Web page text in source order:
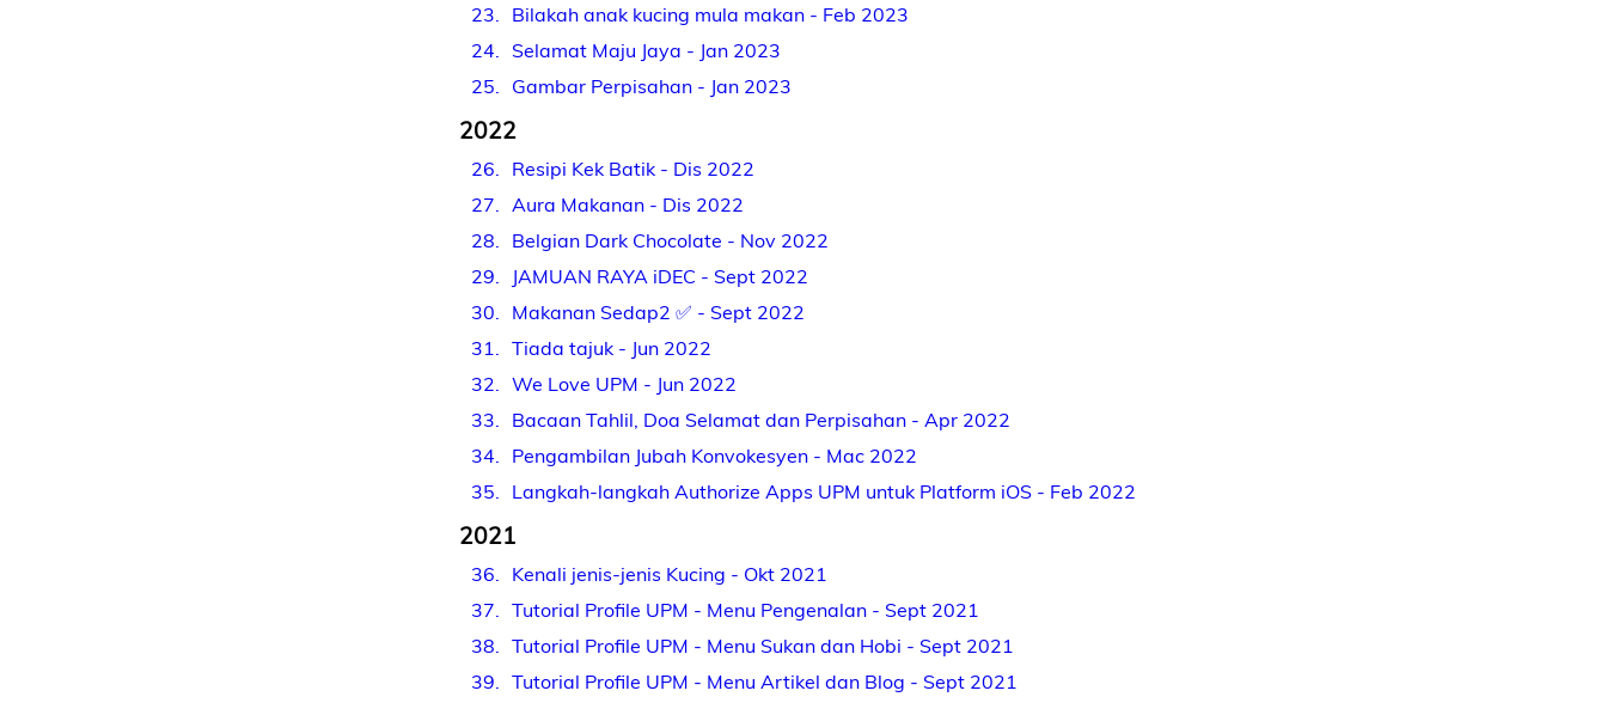
23
Bilakah anak kucing mula makan - Feb 2023
24
Selamat Maju Jaya - Jan 2023
25
Gambar Perpisahan - Jan 2023
2022
26
Resipi Kek Batik - Dis 2022
27
Aura Makanan - Dis 2022
28
Belgian Dark Chocolate - Nov 2022
29
JAMUAN RAYA iDEC - Sept 2022
30
Makanan Sedap2 ✅ - Sept 2022
31
Tiada tajuk - Jun 2022
32
We Love UPM - Jun 2022
33
Bacaan Tahlil, Doa Selamat dan Perpisahan - Apr 2022
34
Pengambilan Jubah Konvokesyen - Mac 2022
35
Langkah-langkah Authorize Apps UPM untuk Platform iOS - Feb 2022
2021
36
Kenali jenis-jenis Kucing - Okt 2021
37
Tutorial Profile UPM - Menu Pengenalan - Sept 2021
38
Tutorial Profile UPM - Menu Sukan dan Hobi - Sept 2021
39
Tutorial Profile UPM - Menu Artikel dan Blog - Sept 2021